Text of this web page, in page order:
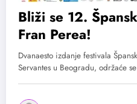
Bliži se 12.
Fran Perea!
Dvanaesto izdanje festivala
Servantes u Beogradu, održaće